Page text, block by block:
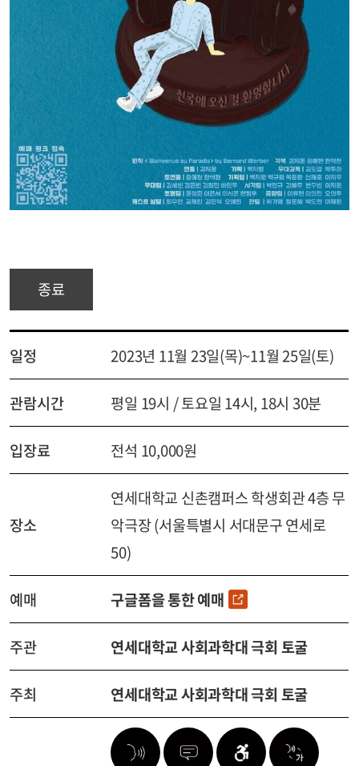
종료
일정 2023년 11월 23일(목)~11월 25일(토)
관람시간 평일 19시 / 토요일 14시, 18시 30분
입장료 전석 10,000원
장소
연세대학교 신촌캠퍼스 학생회관 4층 무
악극장 (서울특별시 서대문구 연세로
50)
예매 구글폼을 통한 예매
주관 연세대학교 사회과학대 극회 토굴
주최 연세대학교 사회과학대 극회 토굴